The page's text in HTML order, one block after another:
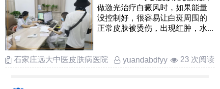
做激光治疗白癜风时，如果能量
没控制好，很容易让白斑周围的
正常皮肤被烫伤，出现红肿，水
石家庄远大中医皮肤病医院
yuandabdfyy 23 次阅读